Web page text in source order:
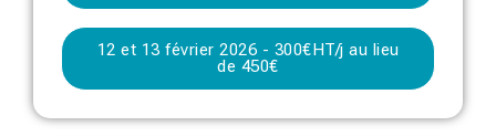
12 et 13 février 2026 - 300€HT/j au lieu
de 450€